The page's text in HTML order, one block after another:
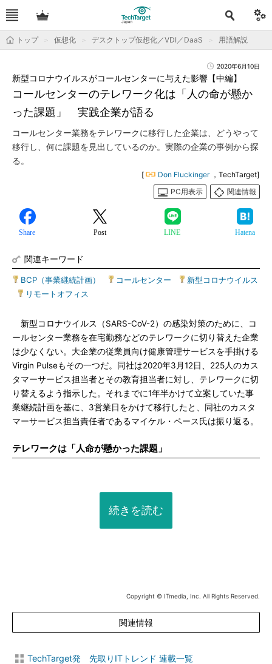
トップ 仮想化 デスクトップ仮想化／VDI／DaaS 用語解説
2020年6月10日
コールセンターのテレワーク化は「人の命が懸か
った課題」 実践企業が語る
新型コロナウイルスがコールセンターに与えた影響【中編】
コールセンター業務をテレワークに移行した企業は、どうやって
移行し、何に課題を見出しているのか。実際の企業の事例から探
る。
[ Don Fluckinger ，TechTarget]
PC用表示
関連情報
Share Post LINE Hatena
関連キーワード
BCP（事業継続計画） コールセンター
新型コロナウイルス
リモートオフィス
新型コロナウイルス（SARS-CoV-2）の感染対策のために、コ
ールセンター業務を在宅勤務などのテレワークに切り替えた企業
は少なくない。大企業の従業員向け健康管理サービスを手掛ける
Virgin Pulseもその一つだ。同社は2020年3月12日、225人のカス
タマーサービス担当者とその教育担当者に対し、テレワークに切
り替えるよう指示した。それまでに1年半かけて立案していた事
業継続計画を基に、3営業日をかけて移行したと、同社のカスタ
マーサービス担当責任者であるマイケル・ペース氏は振り返る。
テレワークは「人命が懸かった課題」
続きを読む
Copyright © ITmedia, Inc. All Rights Reserved.
関連情報
TechTarget発 先取りITトレンド 連載一覧